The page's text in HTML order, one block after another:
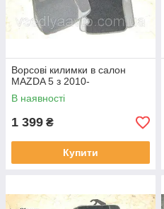
Ворсові килимки в салон
MAZDA 5 з 2010-
В наявності
1 399 ₴
Купити